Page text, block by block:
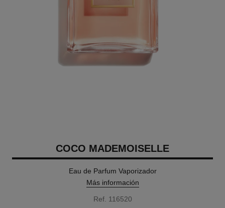
COCO MADEMOISELLE
Eau de Parfum Vaporizador
Más información
Ref. 116520